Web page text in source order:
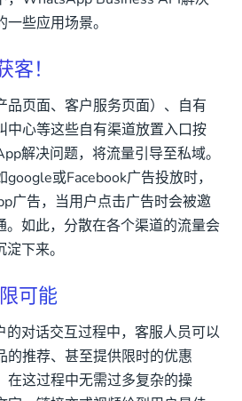
些应用场景。
客！
品页面、客户服务页面）、自有
中心等这些自有渠道放置入口按
解决问题，将流量引导至私域。
或Facebook广告投放时，
广告，当用户点击广告时会被邀
如此，分散在各个渠道的流量会
下来。
可能
对话交互过程中，客服人员可以
的推荐、甚至提供限时的优惠
在这过程中无需过多复杂的操